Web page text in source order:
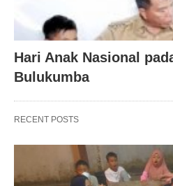
Hari Anak Nasional
Bulukumba
RECENT POSTS